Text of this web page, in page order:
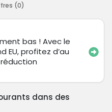
(0)
bas ! Avec le
EU, profitez d’au
dans des